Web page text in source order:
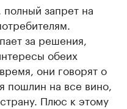
запрет на
за решения,
обеих
они говорят о
пошлин на все вино,
Плюс к этому